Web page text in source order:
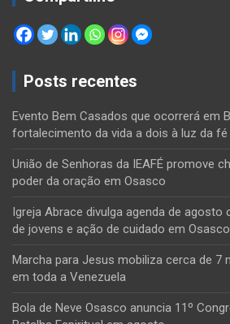
Posts recentes
Evento Bem Casados que ocorrerá em
fortalecimento da vida a dois à luz da fé
União de Senhoras da IEAFÉ promove
poder da oração em Osasco
Igreja Abrace divulga agenda de
de jovens e ação de cuidado em Osasco
Marcha para Jesus mobiliza cerca de 7
em toda a Venezuela
Bola de Neve Osasco anuncia 11º